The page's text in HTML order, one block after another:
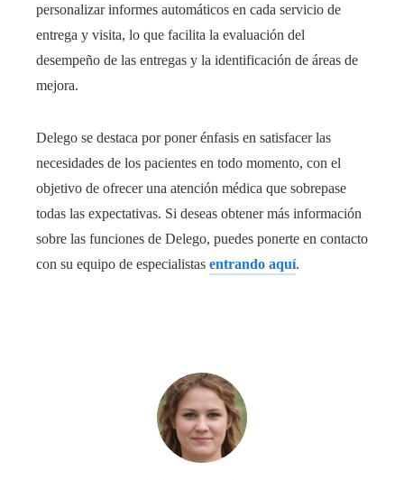
personalizar informes automáticos en cada servicio de
entrega y visita, lo que facilita la evaluación del
desempeño de las entregas y la identificación de áreas de
mejora.
Delego se destaca por poner énfasis en satisfacer las
necesidades de los pacientes en todo momento, con el
objetivo de ofrecer una atención médica que sobrepase
todas las expectativas. Si deseas obtener más información
sobre las funciones de Delego, puedes ponerte en contacto
con su equipo de especialistas entrando aquí.